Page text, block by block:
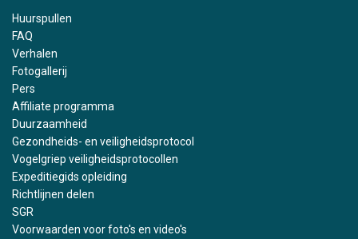
Huurspullen
FAQ
Verhalen
Fotogallerij
Pers
Affiliate programma
Duurzaamheid
Gezondheids- en veiligheidsprotocol
Vogelgriep veiligheidsprotocollen
Expeditiegids opleiding
Richtlijnen delen
SGR
Voorwaarden voor foto's en video's